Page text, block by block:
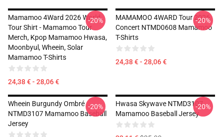
Mamamoo 4Ward 2026 World
Tour Shirt - Mamamoo Tour
Merch, Kpop Mamamoo Hwasa,
Moonbyul, Wheein, Solar
Mamamoo T-Shirts
24,38 € - 28,06 €
-20%
MAMAMOO 4WARD Tour 2026
Concert NTMD0608 Mamamoo
T-Shirts
24,38 € - 28,06 €
-20%
Wheein Burgundy Ombré
NTMD3107 Mamamoo Baseball
Jersey
-20%
Hwasa Skywave NTMD3107
Mamamoo Baseball Jersey
-20%